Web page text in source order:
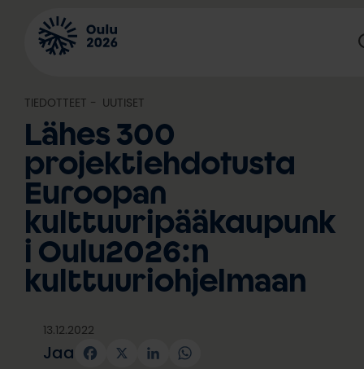
sisältöön
TIEDOTTEET UUTISET
Lähes 300
projektiehdotusta
Euroopan
kulttuuripääkaupunk
i Oulu2026:n
kulttuuriohjelmaan
13.12.2022
Jaa Facebook
X LinkedInWhatsApp